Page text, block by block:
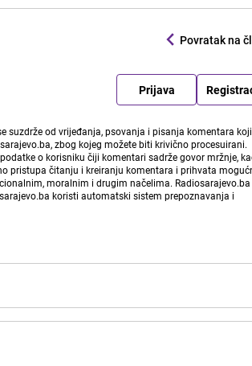
Povratak na
Prijava
suzdrže od vrijeđanja, psovanja i pisanja komentara koji
zbog kojeg možete biti krivično procesuirani.
o korisniku čiji komentari sadrže govor mržnje,
pristupa čitanju i kreiranju komentara i prihvata
moralnim i drugim načelima.
koristi automatski sistem prepoznavanja i